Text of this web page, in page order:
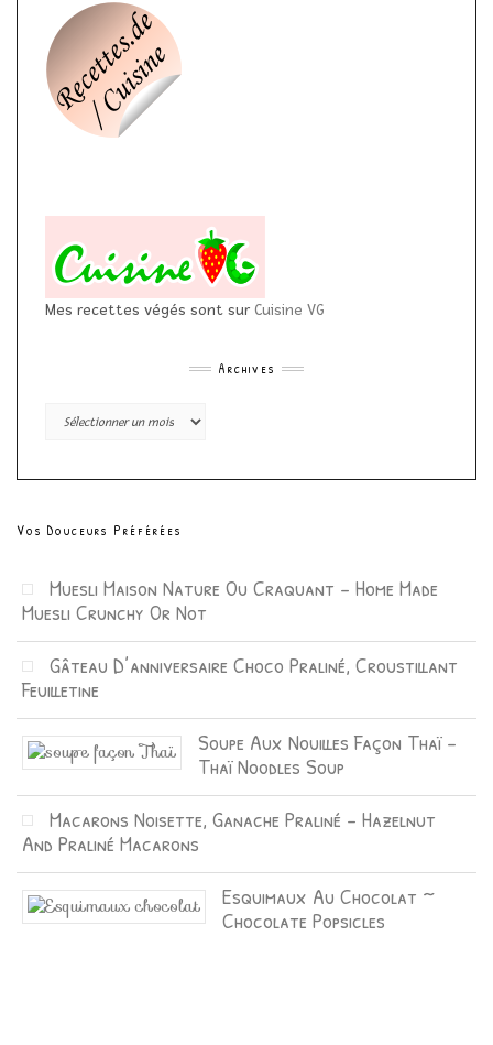
Mes recettes végés sont sur Cuisine VG
Archives
Archives
Vos Douceurs Préférées
Muesli Maison Nature Ou Craquant – Home Made
Muesli Crunchy Or Not
Gâteau D’anniversaire Choco Praliné, Croustillant
Feuilletine
Soupe Aux Nouilles Façon Thaï –
Thaï Noodles Soup
Macarons Noisette, Ganache Praliné – Hazelnut
And Praliné Macarons
Esquimaux Au Chocolat ~
Chocolate Popsicles